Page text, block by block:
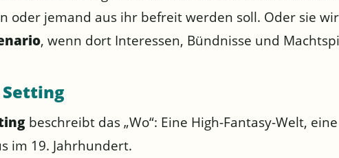
oder jemand aus ihr befreit werden soll. Oder sie
, wenn dort Interessen, Bündnisse und
Setting
beschreibt das „Wo“: Eine High-Fantasy-Welt,
im 19. Jahrhundert.